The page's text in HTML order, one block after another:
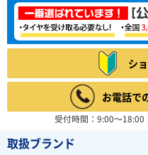
シ
お電話で
受付時間：9:00～
取扱ブランド